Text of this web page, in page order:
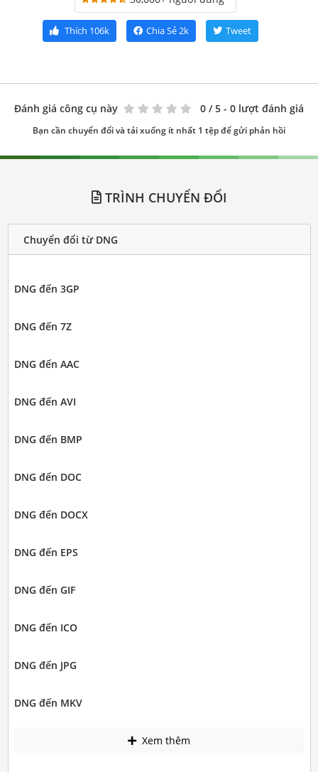
Thích 106k Chia Sẻ2k Tweet
Đánh giá công cụ này 0 / 5 - 0 lượt đánh giá
Bạn cần chuyển đổi và tải xuống ít nhất 1 tệp để gửi phản hồi
TRÌNH CHUYỂN ĐỔI
Chuyển đổi từ DNG
DNG đến 3GP
DNG đến 7Z
DNG đến AAC
DNG đến AVI
DNG đến BMP
DNG đến DOC
DNG đến DOCX
DNG đến EPS
DNG đến GIF
DNG đến ICO
DNG đến JPG
DNG đến MKV
Xem thêm